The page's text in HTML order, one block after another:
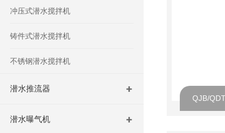
冲压式潜水搅拌机
铸件式潜水搅拌机
不锈钢潜水搅拌机
潜水推流器
潜水曝气机